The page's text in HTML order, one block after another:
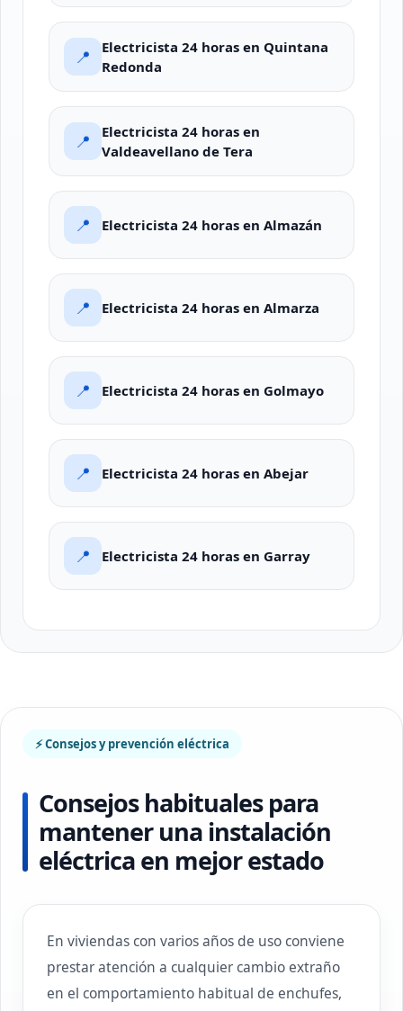
📍
Electricista 24 horas en Quintana
Redonda
📍
Electricista 24 horas en
Valdeavellano de Tera
📍 Electricista 24 horas en Almazán
📍 Electricista 24 horas en Almarza
📍 Electricista 24 horas en Golmayo
📍 Electricista 24 horas en Abejar
📍 Electricista 24 horas en Garray
⚡ Consejos y prevención eléctrica
Consejos habituales para
mantener una instalación
eléctrica en mejor estado
En viviendas con varios años de uso conviene
prestar atención a cualquier cambio extraño
en el comportamiento habitual de enchufes,